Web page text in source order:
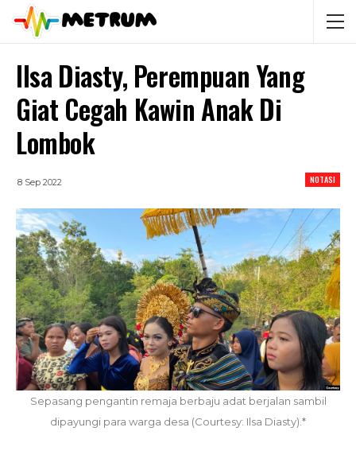
Ilsa Diasty, Perempuan Yang
Giat Cegah Kawin Anak Di
Lombok
NOTASI
8 Sep 2022
Sepasang pengantin remaja berbaju adat berjalan sambil
dipayungi para warga desa (Courtesy: Ilsa Diasty).*